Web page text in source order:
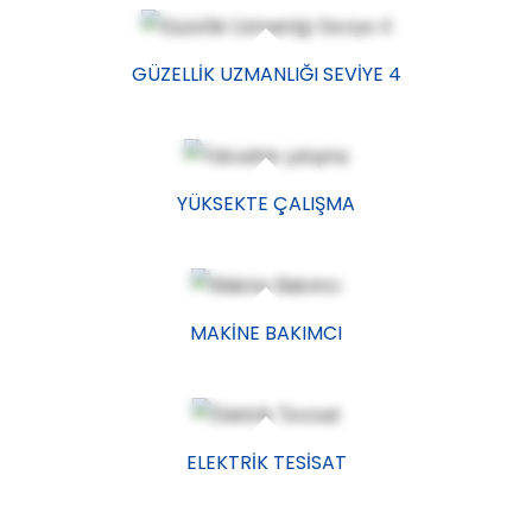
GÜZELLIK UZMANLIĞI SEVIYE 4
YÜKSEKTE ÇALIŞMA
MAKINE BAKIMCI
ELEKTRIK TESISAT